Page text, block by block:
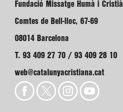
Fundació Missatge Humà i Cristià
Comtes de Bell-lloc, 67-69
08014 Barcelona
T. 93 409 27 70 / 93 409 28 10
web@catalunyacristiana.cat